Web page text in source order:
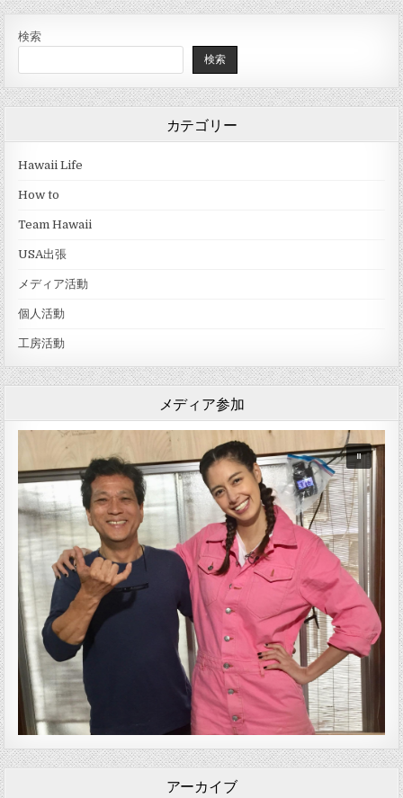
検索
検索
カテゴリー
Hawaii Life
How to
Team Hawaii
USA出張
メディア活動
個人活動
工房活動
メディア参加
アーカイブ